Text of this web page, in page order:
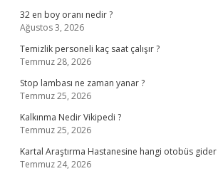
32 en boy oranı nedir ?
Ağustos 3, 2026
Temizlik personeli kaç saat çalışır ?
Temmuz 28, 2026
Stop lambası ne zaman yanar ?
Temmuz 25, 2026
Kalkınma Nedir Vikipedi ?
Temmuz 25, 2026
Kartal Araştırma Hastanesine hangi otobüs gider
Temmuz 24, 2026